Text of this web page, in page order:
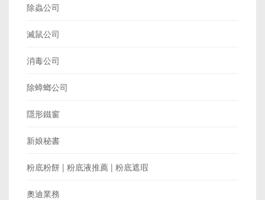
除蟲公司
滅鼠公司
消毒公司
除蟑螂公司
隱形鐵窗
新娘秘書
粉底粉餅 | 粉底液推薦 | 粉底遮瑕
奧迪業務